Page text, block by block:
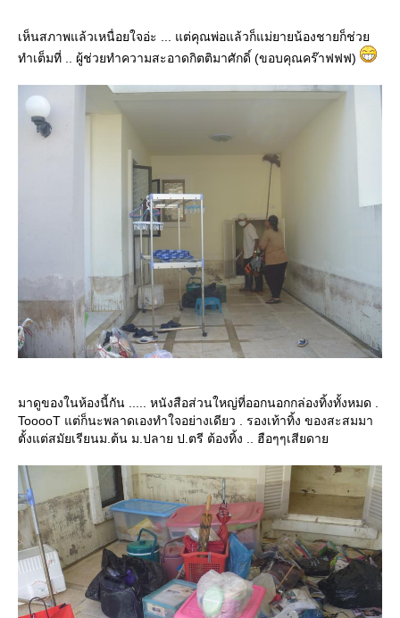
เห็นสภาพแล้วเหนื่อยใจอ่ะ ... แต่คุณพ่อแล้วก็แม่ยายน้องชายก็ช่ว
ทำเต็มที่ .. ผู้ช่วยทำความสะอาดกิตติมาศักดิ์ (ขอบคุณคร๊าฟฟฟ)
มาดูของในห้องนี้กัน ..... หนังสือส่วนใหญ่ที่ออกนอกกล่องทิ้งทั้งหมด .
TooooT แต่ก็นะพลาดเองทำใจอย่างเดียว . รองเท้าทิ้ง ของสะสมมา
ตั้งแต่สมัยเรียนม.ต้น ม.ปลาย ป.ตรี ต้องทิ้ง .. ฮือๆๆเสียดา